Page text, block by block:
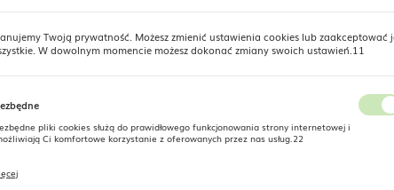
Twoją prywatność. Możesz zmienić ustawienia cookies lub zaakceptować
W dowolnym momencie możesz dokonać zmiany swoich ustawień.11
pliki cookies służą do prawidłowego funkcjonowania strony internetowej i
Ci komfortowe korzystanie z oferowanych przez nas usług.22
cookies odpowiadają na podejmowane przez Ciebie działania w celu m.in. dostosowania
USTAWIENIA REGIONALNE
Lokalizacja
Polska